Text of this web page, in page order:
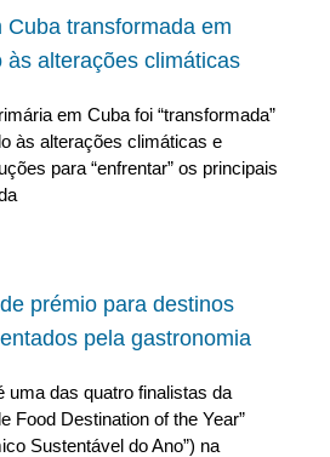
Cuba transformada em
às alterações climáticas
em Cuba foi “transformada”
às alterações climáticas e
para “enfrentar” os principais
prémio para destinos
pela gastronomia
uma das quatro finalistas da
Food Destination of the Year”
Sustentável do Ano”) na